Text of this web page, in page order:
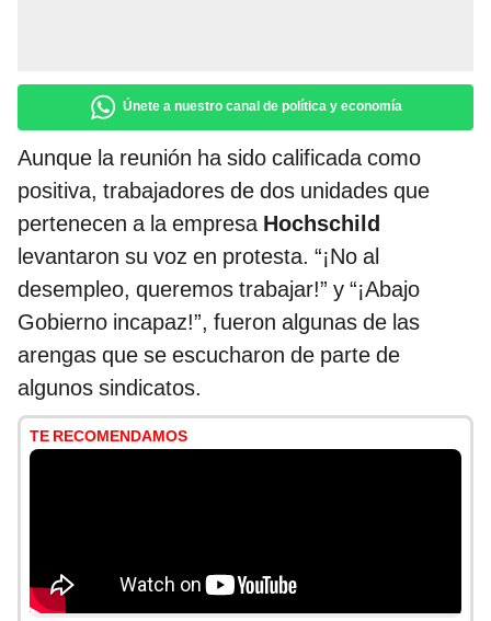
Únete a nuestro canal de política y economía
Aunque la reunión ha sido calificada como
positiva, trabajadores de dos unidades que
pertenecen a la empresa Hochschild
levantaron su voz en protesta. “¡No al
desempleo, queremos trabajar!” y “¡Abajo
Gobierno incapaz!”, fueron algunas de las
arengas que se escucharon de parte de
algunos sindicatos.
TE RECOMENDAMOS